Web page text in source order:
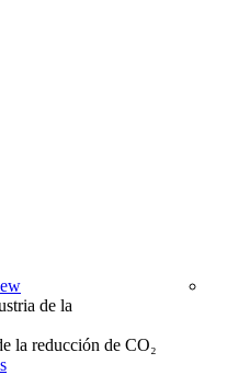
de la
la reducción de CO₂